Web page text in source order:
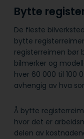
Bytte
De fleste
bytte
registerreimen bør
bilmerker og
hver 60 000 til 100
avhengig av hva
Å bytte
hvor det er
delen av